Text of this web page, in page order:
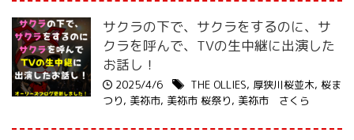
サクラの下で、サクラをするのに、サ
クラを呼んで、TVの生中継に出演した
お話し！
2025/4/6 THE OLLIES, 厚狭川桜並木, 桜ま
つり, 美祢市, 美祢市 桜祭り, 美祢市 さくら